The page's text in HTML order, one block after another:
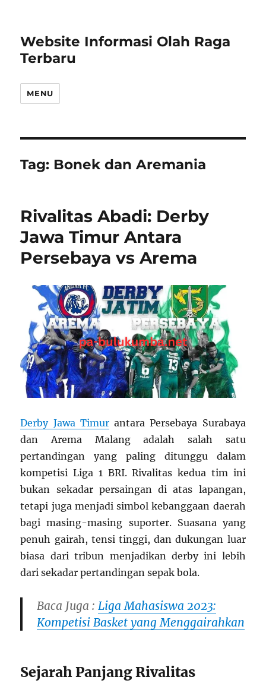
Website Informasi Olah Raga
Terbaru
MENU
Tag: Bonek dan Aremania
Rivalitas Abadi: Derby
Jawa Timur Antara
Persebaya vs Arema
Derby Jawa Timurantara Persebaya Surabaya
dan Arema Malang adalah salah satu
pertandingan yang paling ditunggu dalam
kompetisi Liga 1 BRI. Rivalitas kedua tim ini
bukan sekadar persaingan di atas lapangan,
tetapi juga menjadi simbol kebanggaan daerah
bagi masing-masing suporter. Suasana yang
penuh gairah, tensi tinggi, dan dukungan luar
biasa dari tribun menjadikan derby ini lebih
dari sekadar pertandingan sepak bola.
Baca Juga : Liga Mahasiswa 2023:
Kompetisi Basket yang Menggairahkan
Sejarah Panjang Rivalitas